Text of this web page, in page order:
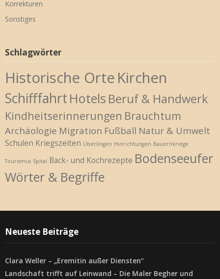
Korrekturen
Sonstiges
Schlagwörter
Historische Orte Kirchen
Schifffahrt Hotels Beruf & Handwerk
Kindheitserinnerungen Brauchtum
Archäologie Migration Fußball Natur & Umwelt
Schulen Kriegszeiten Überlingen Hinrichtungen Bauernkriege
Tourismus Spital Back- und Kochrezepte Bodenseeufer
Wörter & Begriffe
Neueste Beiträge
Clara Weller – „Eremitin außer Diensten“
Landschaft trifft auf Leinwand – Die Maler Begher und